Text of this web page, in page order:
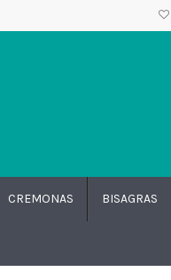
CREMONAS BISAGRAS